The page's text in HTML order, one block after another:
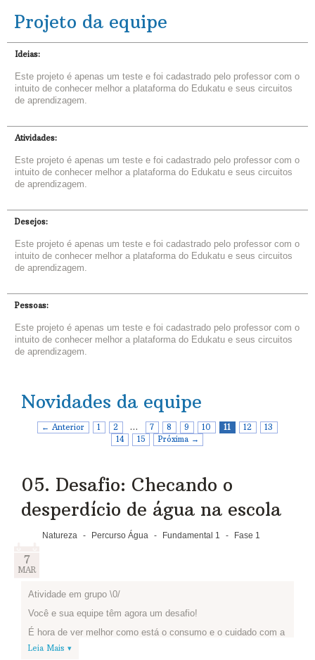
Projeto da equipe
Ideias:
Este projeto é apenas um teste e foi cadastrado pelo professor com o
intuito de conhecer melhor a plataforma do Edukatu e seus circuitos
de aprendizagem.
Atividades:
Este projeto é apenas um teste e foi cadastrado pelo professor com o
intuito de conhecer melhor a plataforma do Edukatu e seus circuitos
de aprendizagem.
Desejos:
Este projeto é apenas um teste e foi cadastrado pelo professor com o
intuito de conhecer melhor a plataforma do Edukatu e seus circuitos
de aprendizagem.
Pessoas:
Este projeto é apenas um teste e foi cadastrado pelo professor com o
intuito de conhecer melhor a plataforma do Edukatu e seus circuitos
de aprendizagem.
Novidades da equipe
← Anterior 1 2 … 7 8 9 10 11 12
13
14
15 Próxima →
05. Desafio: Checando o
desperdício de água na escola
Natureza - Percurso Água - Fundamental 1 - Fase 1
7
MAR
Atividade em grupo \0/
Você e sua equipe têm agora um desafio!
É hora de ver melhor como está o consumo e o cuidado com a
água em sua escola.
Leia Mais ▾